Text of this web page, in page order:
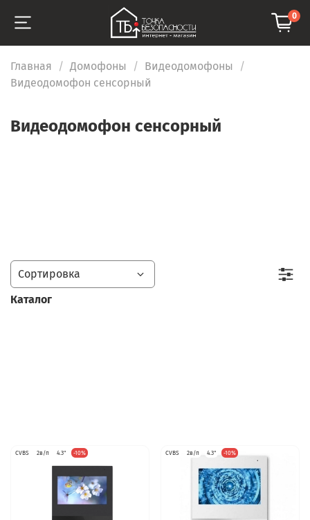
0
Главная Домофоны
Видеодомофоны
Видеодомофон сенсорный
Видеодомофон сенсорный
CVBS 2в/п 4.3" -10% CVBS 2в/п 4.3" -10%
Каталог